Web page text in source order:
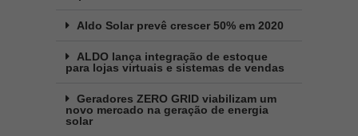
Aldo Solar prevê crescer 50% em 2020
ALDO lança integração de estoque
para lojas virtuais e sistemas de vendas
Geradores ZERO GRID viabilizam um
novo mercado na geração de energia
solar